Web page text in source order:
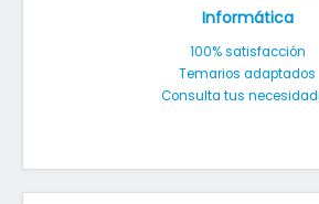
Informática
100% satisfacción
Temarios adaptados
Consulta tus